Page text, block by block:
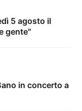
5 agosto il
gente"
in concerto a